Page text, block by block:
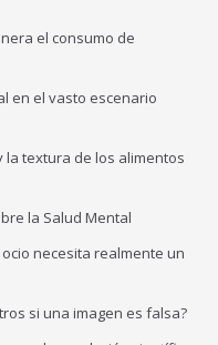
el consumo de
en el vasto escenario
la textura de los alimentos
la Salud Mental
necesita realmente un
si una imagen es falsa?